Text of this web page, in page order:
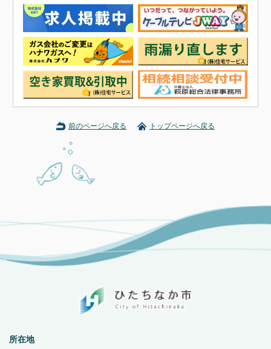
前のページへ戻る トップページへ戻る
所在地